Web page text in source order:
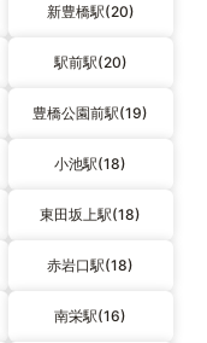
新豊橋駅(20)
駅前駅(20)
豊橋公園前駅(19)
小池駅(18)
東田坂上駅(18)
赤岩口駅(18)
南栄駅(16)